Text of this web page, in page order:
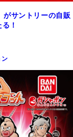
がサントリーの自販
！
ン